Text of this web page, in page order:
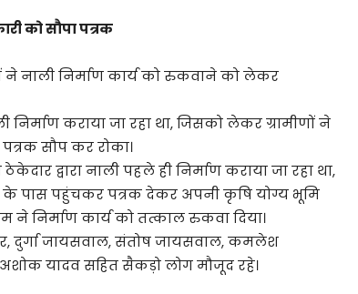
को सौपा पत्रक
ने नाली निर्माण कार्य को रुकवाने को लेकर
निर्माण कराया जा रहा था, जिसको लेकर ग्रामीणों ने
सौप कर रोका।
द्वारा नाली पहले ही निर्माण कराया जा रहा था,
के पास पहुंचकर पत्रक देकर अपनी कृषि योग्य भूमि
ने निर्माण कार्य को तत्काल रुकवा दिया।
दुर्गा जायसवाल, संतोष जायसवाल, कमलेश
अशोक यादव सहित सैकड़ो लोग मौजूद रहे।